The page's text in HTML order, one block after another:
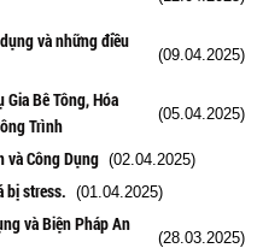
và những điều
(09.04.2025)
Bê Tông, Hóa
Trình
(05.04.2025)
và Công Dụng (02.04.2025)
bị stress. (01.04.2025)
và Biện Pháp An
(28.03.2025)